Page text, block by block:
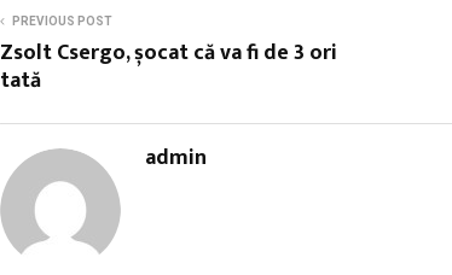
PREVIOUS POST
Zsolt Csergo, șocat că va fi de 3 ori
tată
admin